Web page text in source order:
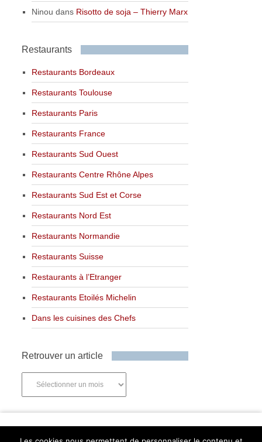
Ninou dans Risotto de soja – Thierry Marx
Restaurants
Restaurants Bordeaux
Restaurants Toulouse
Restaurants Paris
Restaurants France
Restaurants Sud Ouest
Restaurants Centre Rhône Alpes
Restaurants Sud Est et Corse
Restaurants Nord Est
Restaurants Normandie
Restaurants Suisse
Restaurants à l’Etranger
Restaurants Etoilés Michelin
Dans les cuisines des Chefs
Retrouver un article